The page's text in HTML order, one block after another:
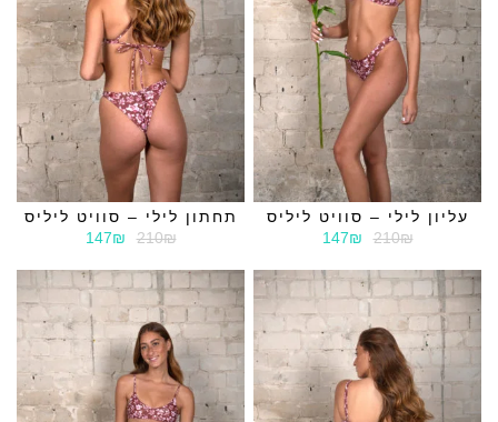
עליון לילי – סוויט ליליס
210₪
147₪
תחתון לילי – סוויט ליליס
210₪
147₪